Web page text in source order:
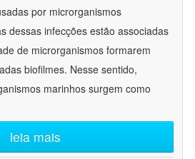
por microrganismos
dessas infecções estão associadas
de microrganismos formarem
biofilmes. Nesse sentido,
marinhos surgem como
leia mais